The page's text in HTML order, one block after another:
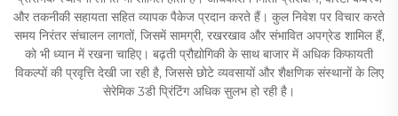
और तकनीकी सहायता सहित व्यापक पैकेज प्रदान करते हैं। कुल निवेश पर विचार करते
समय निरंतर संचालन लागतों, जिसमें सामग्री, रखरखाव और संभावित अपग्रेड शामिल हैं,
को भी ध्यान में रखना चाहिए। बढ़ती प्रौद्योगिकी के साथ बाजार में अधिक किफायती
विकल्पों की प्रवृत्ति देखी जा रही है, जिससे छोटे व्यवसायों और शैक्षणिक संस्थानों के लिए
सेरेमिक 3डी प्रिंटिंग अधिक सुलभ हो रही है।